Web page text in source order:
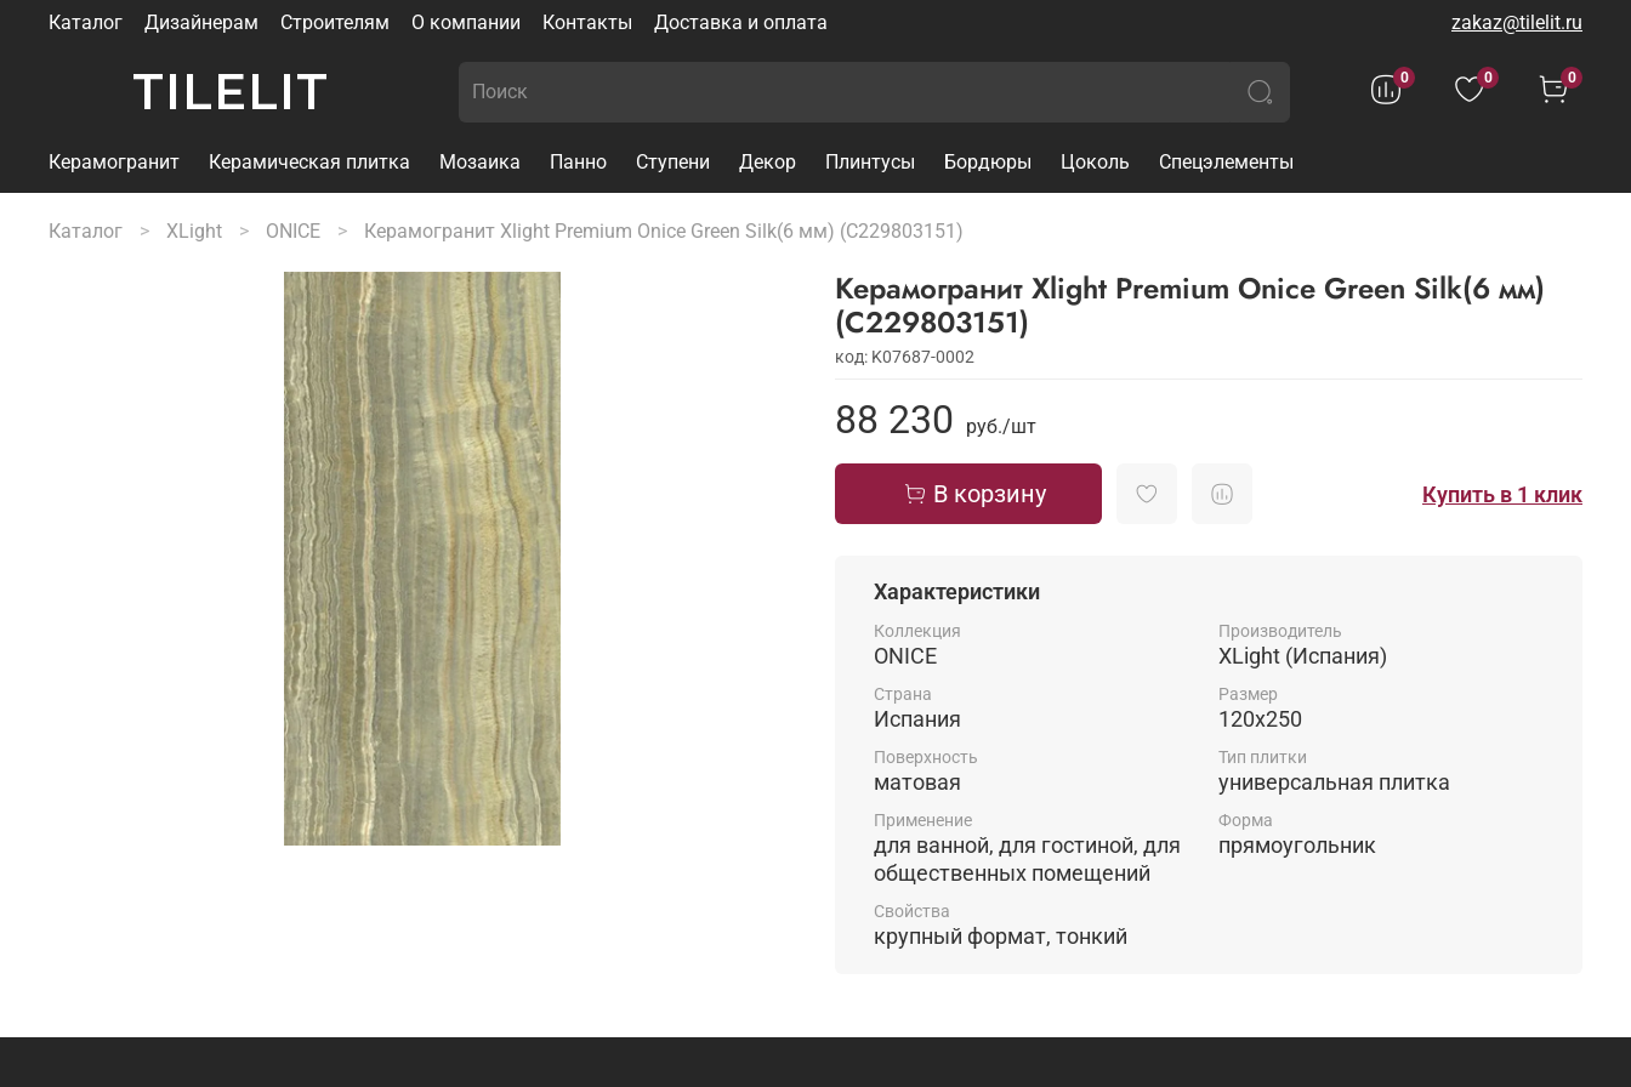
Каталог Дизайнерам Строителям О компании Контакты Доставка и оплата zakaz@tilelit.ru
TILELIT 0 0 0
Керамогранит Керамическая плитка Мозаика Панно Ступени Декор Плинтусы Бордюры Цоколь Спецэлементы
Каталог XLight ONICE Керамогранит Xlight Premium Onice Green Silk(6 мм) (C229803151)
Керамогранит Xlight Premium Onice Green Silk(6 мм)
(C229803151)
код: K07687-0002
88 230 руб./шт
В корзину Купить в 1 клик
Характеристики
Коллекция
ONICE
Производитель
XLight (Испания)
Страна
Испания
Размер
120x250
Поверхность
матовая
Тип плитки
универсальная плитка
Применение
для ванной, для гостиной, для
общественных помещений
Форма
прямоугольник
Свойства
крупный формат, тонкий